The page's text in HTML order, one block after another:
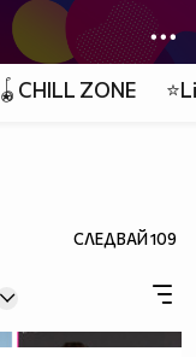
🪀CHILL ZONE
СЛЕДВАЙ109